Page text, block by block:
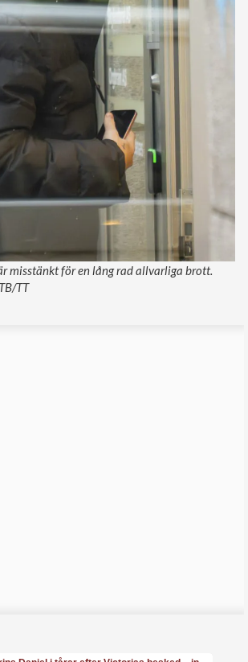
misstänkt för en lång rad allvarliga brott.
TT